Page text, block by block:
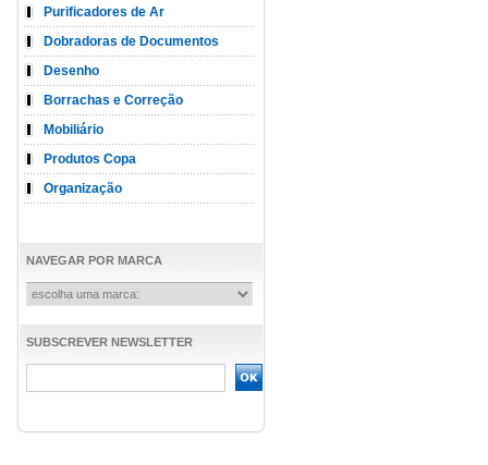
Purificadores de Ar
Dobradoras de Documentos
Desenho
Borrachas e Correção
Mobiliário
Produtos Copa
Organização
NAVEGAR POR MARCA
SUBSCREVER NEWSLETTER